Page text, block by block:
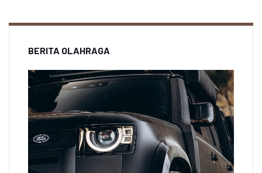
BERITA OLAHRAGA